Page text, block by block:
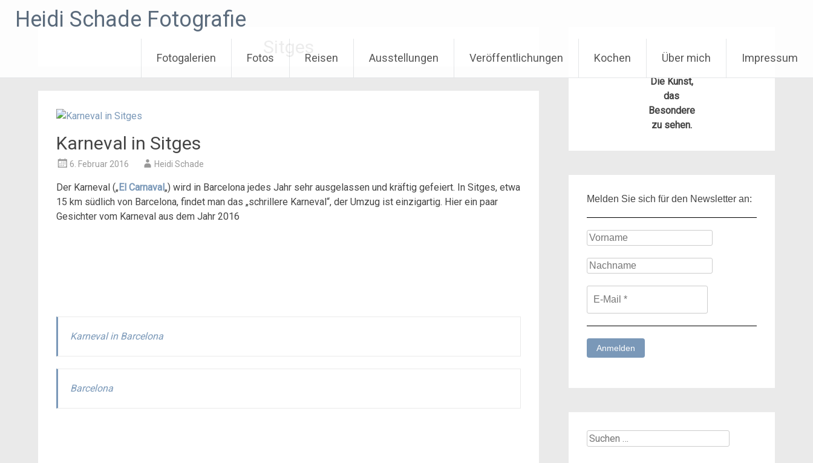
InhaltHeidi Schade Fotografie
Fotogalerien Fotos Reisen Ausstellungen Veröffentlichungen Kochen Über mich Impressum
Karneval in Sitges
6. Februar 2016 Heidi Schade
Der Karneval („El Carnaval„) wird in Barcelona jedes Jahr sehr ausgelassen und kräftig gefeiert. In Sitges, etwa
15 km südlich von Barcelona, findet man das „schrillere Karneval“, der Umzug ist einzigartig. Hier ein paar
Gesichter vom Karneval aus dem Jahr 2016
Karneval in Barcelona
Barcelona
Die Kunst,
das
Besondere
zu sehen.
Melden Sie sich für den Newsletter an:
Suchen